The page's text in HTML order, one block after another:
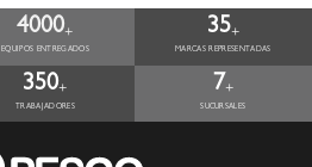
conocimiento y experiencia en el
diseño de grúas de carga: desde el
control hasta el sistema de las
estructuras mecánicas de mayor
rendimiento.
4000+
EQUIPOS ENTREGADOS
35+
MARCAS REPRESENTADAS
350+
TRABAJADORES
7+
SUCURSALES